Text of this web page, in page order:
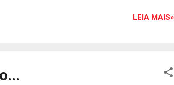
Haline Paniagua , Alessandra Monteiro e Rose
LEIA MAIS»